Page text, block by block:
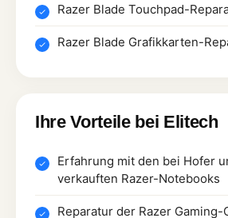
Razer Blade Touchpad-
Razer Blade Grafikkarten-
Ihre Vorteile bei Elitech
Erfahrung mit den bei Hofer
verkauften Razer-Notebooks
Reparatur der Razer